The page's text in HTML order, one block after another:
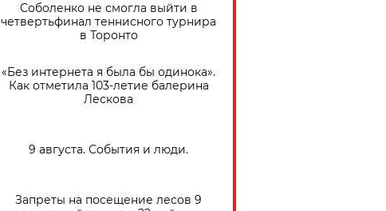
Соболенко не смогла выйти в
четвертьфинал теннисного турнира
в Торонто
«Без интернета я была бы одинока».
Как отметила 103-летие балерина
Лескова
9 августа. События и люди.
Запреты на посещение лесов 9